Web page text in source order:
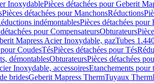
InoxydablePièces détachées pour Geberit
Pièces détachées pour ManchonsRéductions
indémontablesPièces détachées
pour CompensateursObturateurs
Mapress Acier Inoxydable, gazTubes
CoudesTésPièces détachées pour Tés
démontablesObturateursPièces détachées
Inoxydable, accessoiresEtanchements pour
bridesGeberit Mapress ThermTuyaux Therm